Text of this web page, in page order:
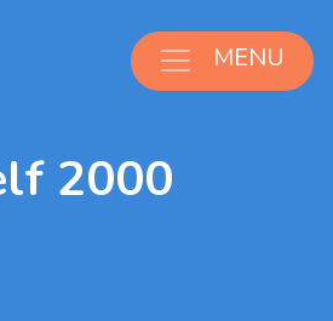
MENU
2000